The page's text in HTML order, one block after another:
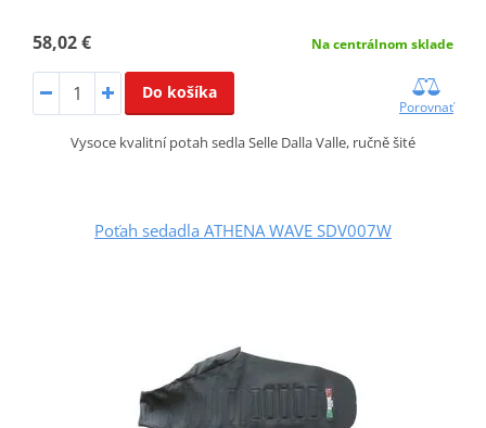
58,02 € Na centrálnom sklade
Do košíka
Porovnať
Vysoce kvalitní potah sedla Selle Dalla Valle, ručně šité
Poťah sedadla ATHENA WAVE SDV007W